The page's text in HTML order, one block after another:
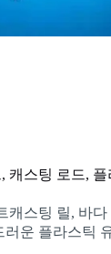
캐스팅 로드,
캐스팅 릴, 바다
러운 플라스틱